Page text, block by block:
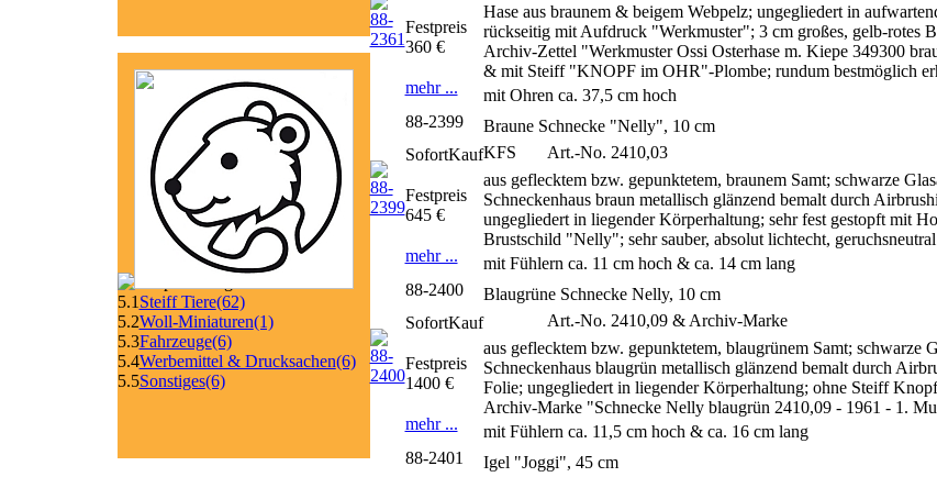
5.1 Steiff Tiere(62)
5.2Woll-Miniaturen(1)
5.3Fahrzeuge(6)
5.4Werbemittel & Drucksachen(6)
5.5Sonstiges(6)
Hase aus braunem & beigem Webpelz; ungegliedert in
rückseitig mit Aufdruck "Werkmuster"; 3 cm großes, gelb-rotes
Archiv-Zettel "Werkmuster Ossi Osterhase m. Kiepe 349300
& mit Steiff "KNOPF im OHR"-Plombe; rundum bestmöglich
mit Ohren ca. 37,5 cm hoch
Festpreis
360 €
mehr ...
88-2399
Braune Schnecke "Nelly", 10 cm
KFS
Art.-No. 2410,03
aus geflecktem bzw. gepunktetem, braunem Samt; schwarze
Schneckenhaus braun metallisch glänzend bemalt durch
ungegliedert in liegender Körperhaltung; sehr fest gestopft mit
Brustschild "Nelly"; sehr sauber, absolut lichtecht,
mit Fühlern ca. 11 cm hoch & ca. 14 cm lang
SofortKauf
Festpreis
645 €
mehr ...
88-2400
Blaugrüne Schnecke Nelly, 10 cm
Art.-No. 2410,09 & Archiv-Marke
aus geflecktem bzw. gepunktetem, blaugrünem Samt; schwarze
Schneckenhaus blaugrün metallisch glänzend bemalt durch
Folie; ungegliedert in liegender Körperhaltung; ohne Steiff
Archiv-Marke "Schnecke Nelly blaugrün 2410,09 - 1961 - 1.
mit Fühlern ca. 11,5 cm hoch & ca. 16 cm lang
SofortKauf
Festpreis
1400 €
mehr ...
88-2401
Igel "Joggi", 45 cm